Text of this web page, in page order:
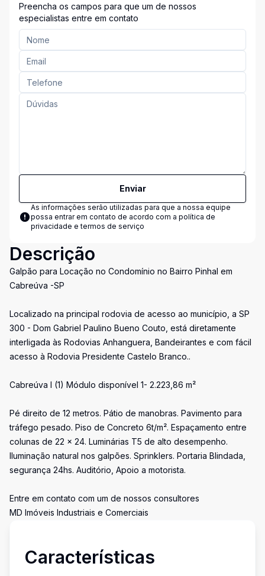
Preencha os campos para que um de nossos
especialistas entre em contato
Enviar
As informações serão utilizadas para que a nossa equipe
possa entrar em contato de acordo com a política de
privacidade e termos de serviço
Descrição
Galpão para Locação no Condomínio no Bairro Pinhal em
Cabreúva -SP
Localizado na principal rodovia de acesso ao município, a SP
300 - Dom Gabriel Paulino Bueno Couto, está diretamente
interligada às Rodovias Anhanguera, Bandeirantes e com fácil
acesso à Rodovia Presidente Castelo Branco..
Cabreúva I (1) Módulo disponível 1- 2.223,86 m²
Pé direito de 12 metros. Pátio de manobras. Pavimento para
tráfego pesado. Piso de Concreto 6t/m². Espaçamento entre
colunas de 22 x 24. Luminárias T5 de alto desempenho.
Iluminação natural nos galpões. Sprinklers. Portaria Blindada,
segurança 24hs. Auditório, Apoio a motorista.
Entre em contato com um de nossos consultores
MD Imóveis Industriais e Comerciais
Características